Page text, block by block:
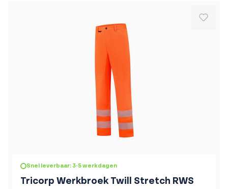
Snel leverbaar: 3-5 werkdagen
Tricorp Werkbroek Twill Stretch RWS